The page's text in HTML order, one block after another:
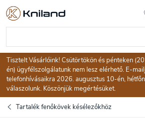
Ugrás
tartalomhoz
Tisztelt Vásárlóink! Csütörtökön és pénteken
én) ügyfélszolgálatunk nem lesz elérhető. E-
telefonhívásaikra 2026. augusztus 10-én,
válaszolunk. Köszönjük megértésüket.
Tartalék fenőkövek késélezőkhöz